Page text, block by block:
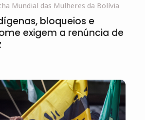
Mundial das Mulheres da Bolívia
bloqueios e
exigem a renúncia de